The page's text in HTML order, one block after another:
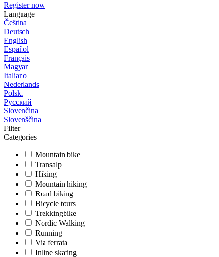
Register now
Language
Čeština
Deutsch
English
Español
Français
Magyar
Italiano
Nederlands
Polski
Русский
Slovenčina
Slovenščina
Filter
Categories
Mountain bike
Transalp
Hiking
Mountain hiking
Road biking
Bicycle tours
Trekkingbike
Nordic Walking
Running
Via ferrata
Inline skating